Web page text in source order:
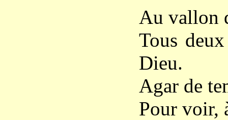
Au vallon
Tous
Dieu.
Agar de
Pour voir,